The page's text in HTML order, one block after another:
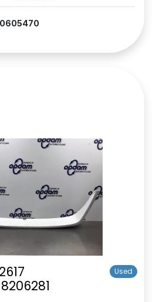
Used